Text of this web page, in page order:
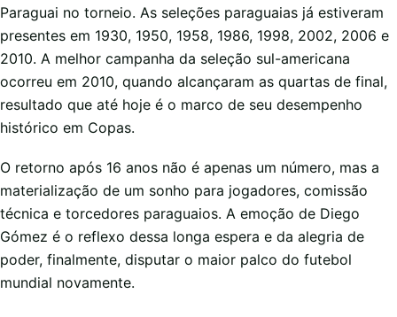
Paraguai no torneio. As seleções paraguaias já estiveram
presentes em 1930, 1950, 1958, 1986, 1998, 2002, 2006 e
2010. A melhor campanha da seleção sul-americana
ocorreu em 2010, quando alcançaram as quartas de final,
resultado que até hoje é o marco de seu desempenho
histórico em Copas.
O retorno após 16 anos não é apenas um número, mas a
materialização de um sonho para jogadores, comissão
técnica e torcedores paraguaios. A emoção de Diego
Gómez é o reflexo dessa longa espera e da alegria de
poder, finalmente, disputar o maior palco do futebol
mundial novamente.